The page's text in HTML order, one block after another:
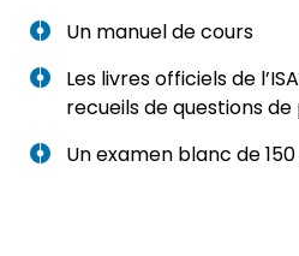
Un manuel de cours
Les livres officiels de
recueils de questions
Un examen blanc de